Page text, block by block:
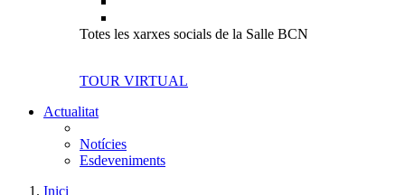
Totes les xarxes socials de la Salle BCN
TOUR VIRTUAL
Actualitat
Notícies
Esdeveniments
Inici